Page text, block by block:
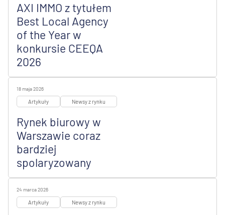
AXI IMMO z tytułem
Best Local Agency
of the Year w
konkursie CEEQA
2026
18 maja 2026
Artykuły Newsy z rynku
Rynek biurowy w
Warszawie coraz
bardziej
spolaryzowany
24 marca 2026
Artykuły Newsy z rynku